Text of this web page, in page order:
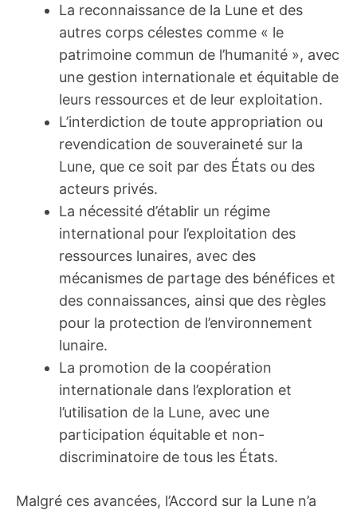
La reconnaissance de la Lune et des
autres corps célestes comme « le
patrimoine commun de l’humanité », avec
une gestion internationale et équitable de
leurs ressources et de leur exploitation.
L’interdiction de toute appropriation ou
revendication de souveraineté sur la
Lune, que ce soit par des États ou des
acteurs privés.
La nécessité d’établir un régime
international pour l’exploitation des
ressources lunaires, avec des
mécanismes de partage des bénéfices et
des connaissances, ainsi que des règles
pour la protection de l’environnement
lunaire.
La promotion de la coopération
internationale dans l’exploration et
l’utilisation de la Lune, avec une
participation équitable et non-
discriminatoire de tous les États.
Malgré ces avancées, l’Accord sur la Lune n’a